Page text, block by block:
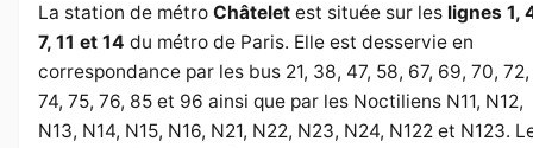
La station de métro Châtelet est située sur les lignes 1,
7, 11 et 14 du métro de Paris. Elle est desservie en
correspondance par les bus 21, 38, 47, 58, 67, 69, 70, 72,
74, 75, 76, 85 et 96 ainsi que par les Noctiliens N11, N12,
N13, N14, N15, N16, N21, N22, N23, N24, N122 et N123.